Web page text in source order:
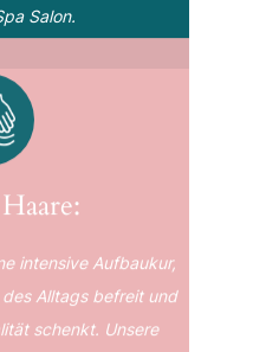
Salon.
intensive Aufbaukur,
Alltags befreit und